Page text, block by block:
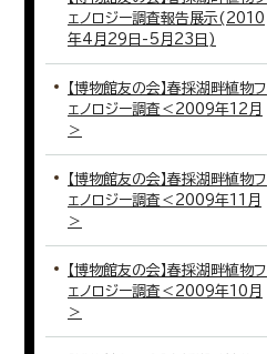
ェノロジー調査報告展示(2010
年4月29日-5月23日)
【博物館友の会】春採湖畔植物フ
ェノロジー調査＜2009年12月
＞
【博物館友の会】春採湖畔植物フ
ェノロジー調査＜2009年11月
＞
【博物館友の会】春採湖畔植物フ
ェノロジー調査＜2009年10月
＞